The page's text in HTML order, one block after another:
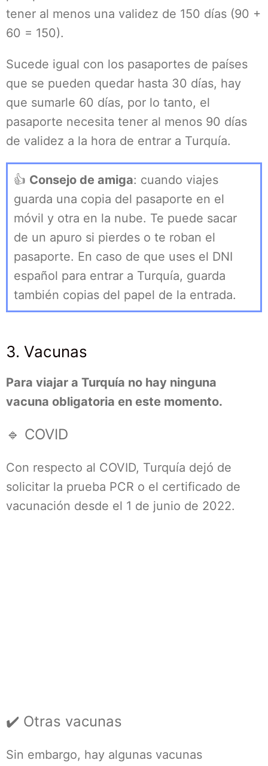
tener al menos una validez de 150 días (90 +
60 = 150).
Sucede igual con los pasaportes de países
que se pueden quedar hasta 30 días, hay
que sumarle 60 días, por lo tanto, el
pasaporte necesita tener al menos 90 días
de validez a la hora de entrar a Turquía.
👍 Consejo de amiga: cuando viajes
guarda una copia del pasaporte en el
móvil y otra en la nube. Te puede sacar
de un apuro si pierdes o te roban el
pasaporte. En caso de que uses el DNI
español para entrar a Turquía, guarda
también copias del papel de la entrada.
3. Vacunas
Para viajar a Turquía no hay ninguna
vacuna obligatoria en este momento.
🔹 COVID
Con respecto al COVID, Turquía dejó de
solicitar la prueba PCR o el certificado de
vacunación desde el 1 de junio de 2022.
✔️ Otras vacunas
Sin embargo, hay algunas vacunas